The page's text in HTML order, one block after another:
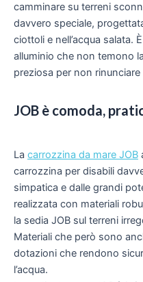
camminare su terreni
davvero speciale,
ciottoli e nell’acqua salata.
alluminio che non temono
preziosa per non rinunciare
JOB è comoda,
La carrozzina da mare JOB
carrozzina per disabili
simpatica e dalle grandi
realizzata con materiali
la sedia JOB sul terreni
Materiali che però sono
dotazioni che rendono
l’acqua.